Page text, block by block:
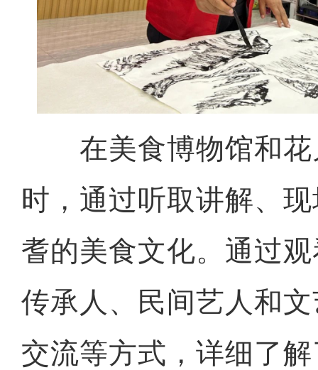
在美食博物馆和花
时，通过听取讲解、
耆的美食文化。通过
传承人、民间艺人和
交流等方式，详细了